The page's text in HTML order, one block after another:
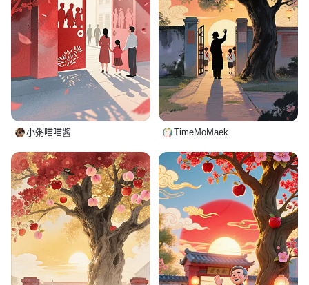
小粥喵喵酱 TimeMoMaek